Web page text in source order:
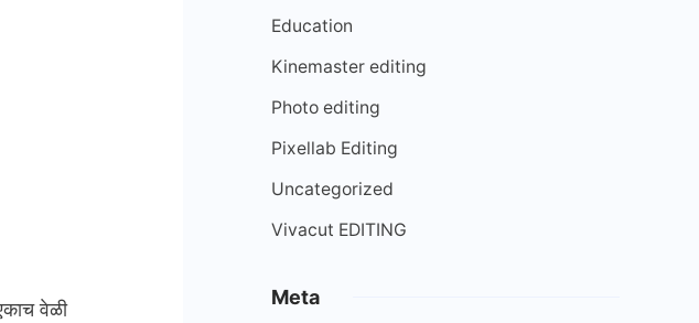
वेळी
Education
Kinemaster editing
Photo editing
Pixellab Editing
Uncategorized
Vivacut EDITING
Meta